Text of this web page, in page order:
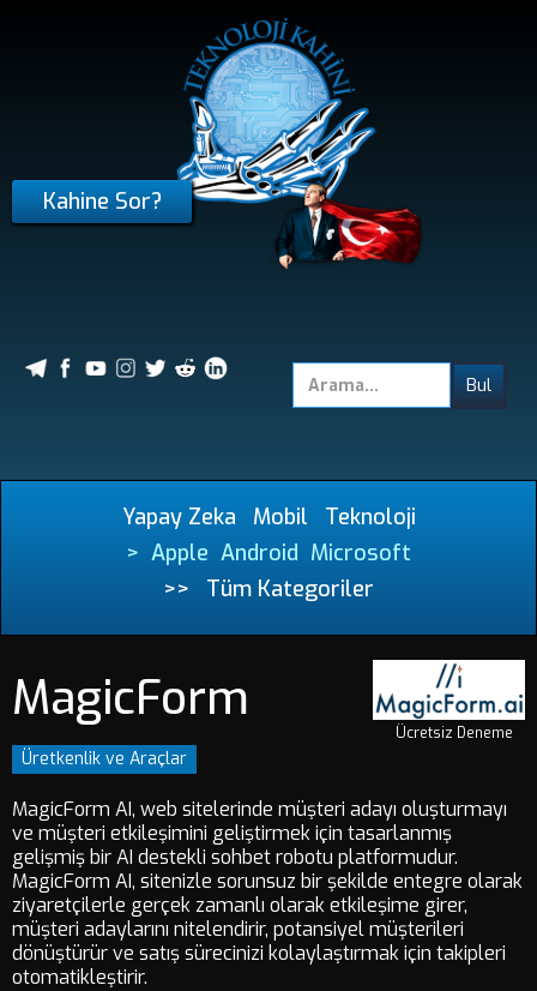
Kahine Sor?
Yapay Zeka Mobil
Teknoloji
> Apple Android Microsoft
>>
Tüm Kategoriler
MagicForm
Üretkenlik ve Araçlar
Ücretsiz Deneme
MagicForm AI, web sitelerinde müşteri adayı oluşturmayı
ve müşteri etkileşimini geliştirmek için tasarlanmış
gelişmiş bir AI destekli sohbet robotu platformudur.
MagicForm AI, sitenizle sorunsuz bir şekilde entegre olarak
ziyaretçilerle gerçek zamanlı olarak etkileşime girer,
müşteri adaylarını nitelendirir, potansiyel müşterileri
dönüştürür ve satış sürecinizi kolaylaştırmak için takipleri
otomatikleştirir.